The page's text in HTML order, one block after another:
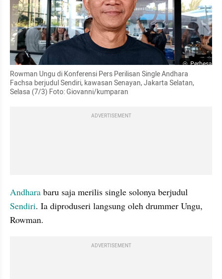
Perbesar
Rowman Ungu di Konferensi Pers Perilisan Single Andhara
Fachsa berjudul Sendiri, kawasan Senayan, Jakarta Selatan,
Selasa (7/3) Foto: Giovanni/kumparan
ADVERTISEMENT
Andhara
Sendiri. Ia diproduseri langsung oleh drummer Ungu,
Rowman.
ADVERTISEMENT